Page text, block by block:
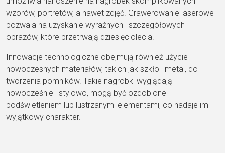
wzorów, portretów, a nawet zdjęć. Grawerowanie laserowe
pozwala na uzyskanie wyraźnych i szczegółowych
obrazów, które przetrwają dziesięciolecia.
Innowacje technologiczne obejmują również użycie
nowoczesnych materiałów, takich jak szkło i metal, do
tworzenia pomników. Takie nagrobki wyglądają
nowocześnie i stylowo, mogą być ozdobione
podświetleniem lub lustrzanymi elementami, co nadaje im
wyjątkowy charakter.